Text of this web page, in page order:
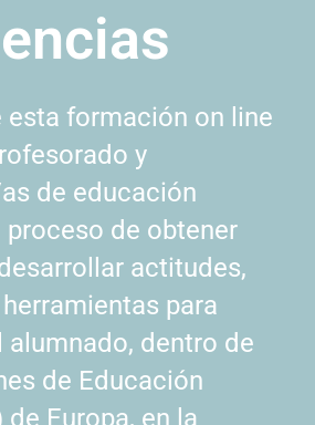
esta formación on line
y
de educación
proceso de obtener
actitudes,
para
alumnado, dentro de
de Educación
de Europa, en la